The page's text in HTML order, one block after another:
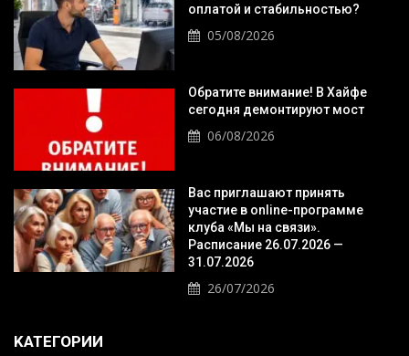
оплатой и стабильностью?
05/08/2026
Обратите внимание! В Хайфе
сегодня демонтируют мост
06/08/2026
Вас приглашают принять
участие в online-программе
клуба «Мы на связи».
Расписание 26.07.2026 —
31.07.2026
26/07/2026
KАТЕГОРИИ